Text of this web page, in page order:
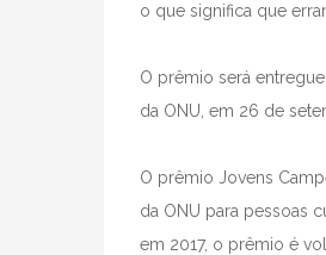
o que significa que
O prêmio será
da ONU, em 26 de
O prêmio Jovens
da ONU para pessoas
em 2017, o prêmio é